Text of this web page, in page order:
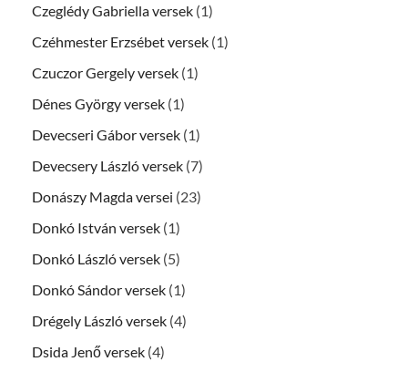
Czeglédy Gabriella versek (1)
Czéhmester Erzsébet versek (1)
Czuczor Gergely versek (1)
Dénes György versek (1)
Devecseri Gábor versek (1)
Devecsery László versek (7)
Donászy Magda versei (23)
Donkó István versek (1)
Donkó László versek (5)
Donkó Sándor versek (1)
Drégely László versek (4)
Dsida Jenő versek (4)